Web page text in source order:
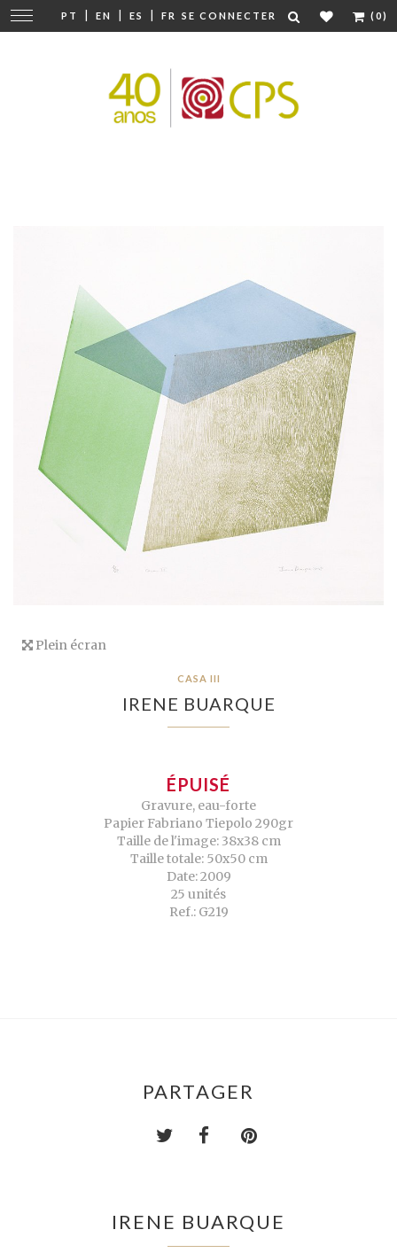
PT | EN | ES | FR SE CONNECTER (0)
Modifier
la
Plein écran
CASA III
IRENE BUARQUE
ÉPUISÉ
Gravure, eau-forte
Papier Fabriano Tiepolo 290gr
Taille de l'image: 38x38 cm
Taille totale: 50x50 cm
Date: 2009
25 unités
Ref.: G219
PARTAGER
IRENE BUARQUE